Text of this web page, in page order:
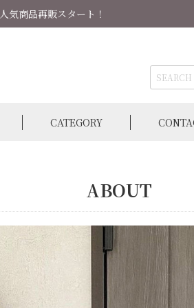
人気商品再販スタート！
CATEGORY
ABOUT